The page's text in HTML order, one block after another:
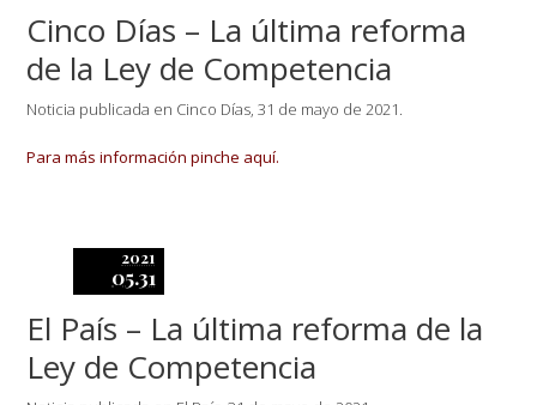
Cinco Días – La última reforma
de la Ley de Competencia
Noticia publicada en Cinco Días, 31 de mayo de 2021.
Para más información pinche aquí.
2021
05.31
El País – La última reforma de la
Ley de Competencia